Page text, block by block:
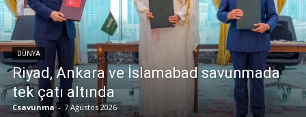
DÜNYA
Riyad, Ankara ve İslamabad savunmada
tek çatı altında
Csavunma - 7 Ağustos 2026